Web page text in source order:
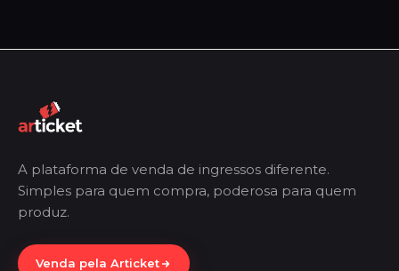
A plataforma de venda de ingressos diferente.
Simples para quem compra, poderosa para quem
produz.
Venda pela Articket